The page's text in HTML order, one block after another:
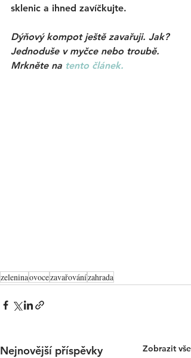
sklenic a ihned zavíčkujte.
Dýňový kompot ještě zavařuji. Jak?
Jednoduše v myčce nebo troubě.
Mrkněte na tento článek.
zeleninaovocezavařovánízahrada
Nejnovější příspěvky Zobrazit vše